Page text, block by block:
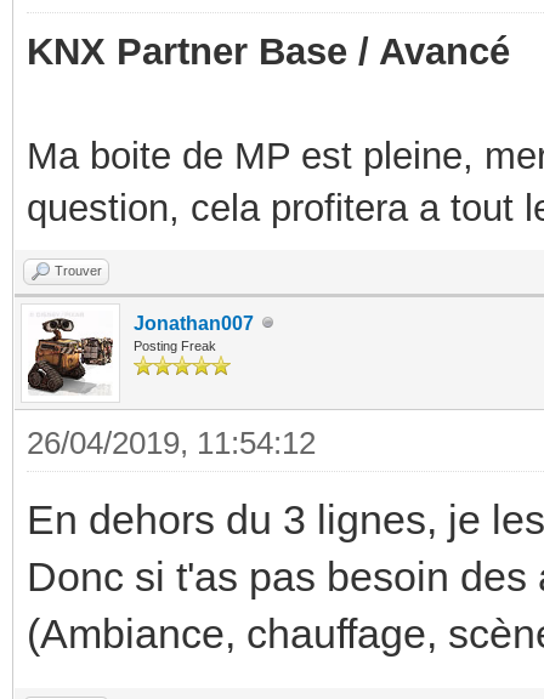
KNX Partner Base / Avancé
Ma boite de MP est pleine,
question, cela profitera a tout
Trouver
Jonathan007
Posting Freak
26/04/2019, 11:54:12
En dehors du 3 lignes, je
Donc si t'as pas besoin
(Ambiance, chauffage,